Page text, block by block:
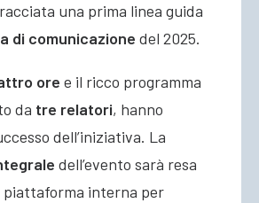
una prima linea guida
di comunicazione del 2025.
ore e il ricco programma
da tre relatori, hanno
dell’iniziativa. La
dell’evento sarà resa
piattaforma interna per